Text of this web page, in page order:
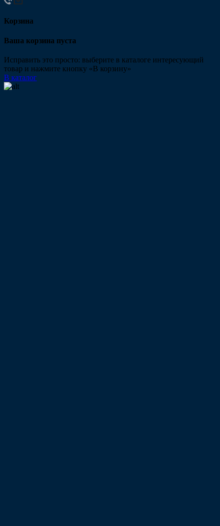
Корзина
Ваша корзина пуста
Исправить это просто: выберите в каталоге интересующий
товар и нажмите кнопку «В корзину»
В каталог